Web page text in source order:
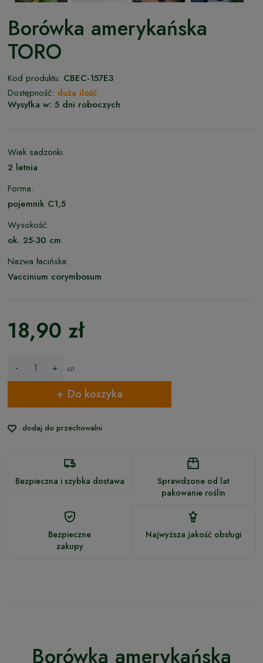
Borówka amerykańska
TORO
Kod produktu: CBEC-157E3
Dostępność: duża ilość
Wysyłka w: 5 dni roboczych
Wiek sadzonki:
2 letnia
Forma:
pojemnik C1,5
Wysokość:
ok. 25-30 cm
Nazwa łacińska:
Vaccinium corymbosum
18,90 zł
- + szt.
Do koszyka
dodaj do przechowalni
Bezpieczna i szybka dostawa
Sprawdzone od lat
pakowanie roślin
Bezpieczne
zakupy
Najwyższa jakość obsługi
Borówka amerykańska